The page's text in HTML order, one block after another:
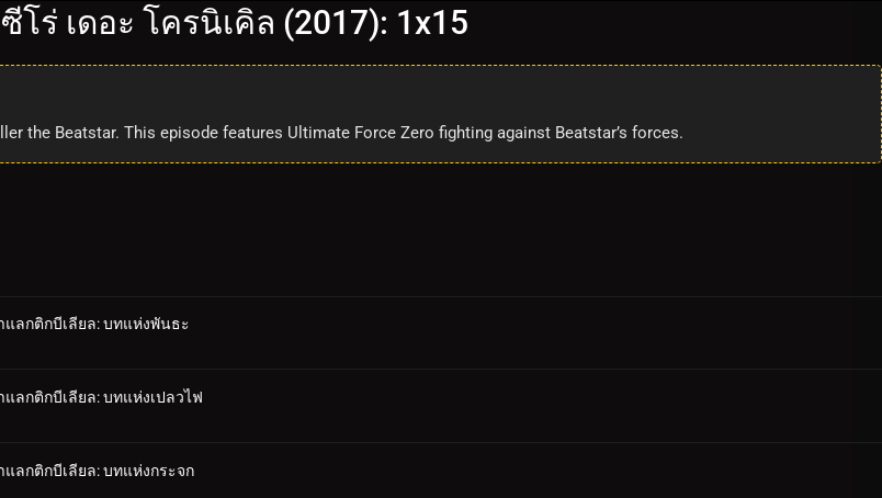
ร่ เดอะ โครนิเคิล (2017): 1x15
the Beatstar. This episode features Ultimate Force Zero fighting against Beatstar’s forces.
แลกติกบีเลียล: บทแห่งพันธะ
แลกติกบีเลียล: บทแห่งเปลวไฟ
แลกติกบีเลียล: บทแห่งกระจก